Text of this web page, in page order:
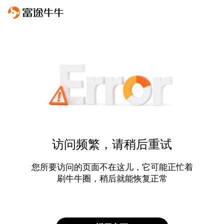
访问频繁，请稍后重试
您所要访问的页面不在这儿，它可能正忙着
刷牛牛圈，稍后就能恢复正常